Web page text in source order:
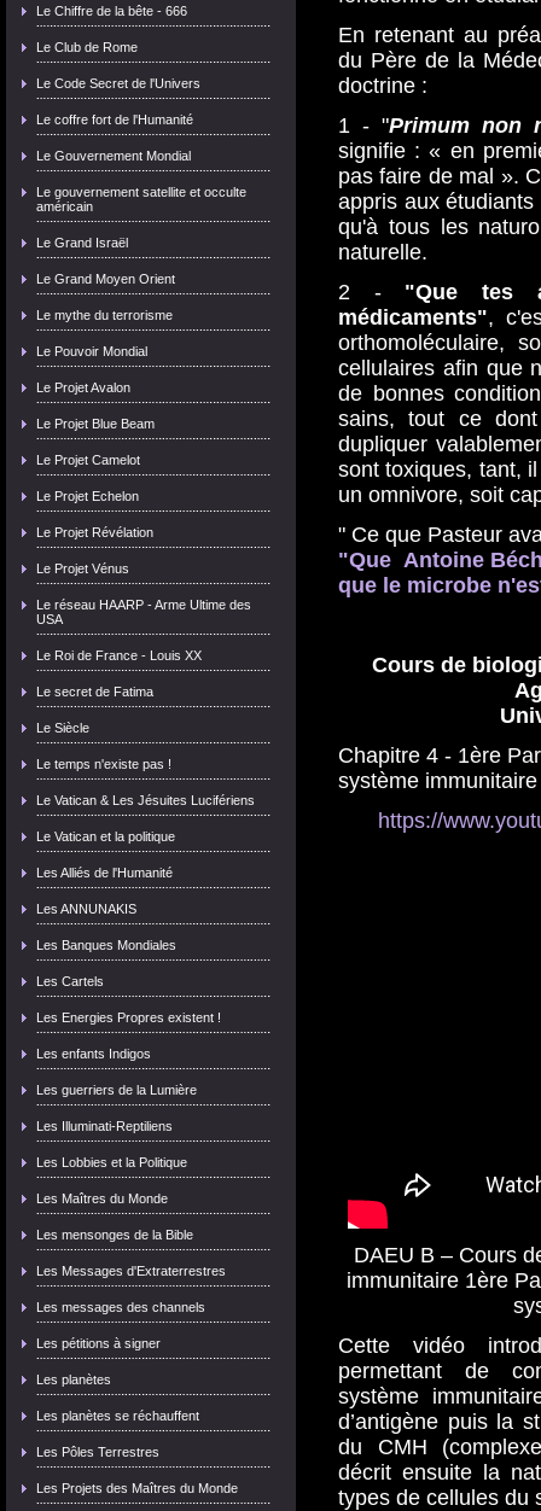
Le Chiffre de la bête - 666
Le Club de Rome
Le Code Secret de l'Univers
Le coffre fort de l'Humanité
Le Gouvernement Mondial
Le gouvernement satellite et occulte
américain
Le Grand Israël
Le Grand Moyen Orient
Le mythe du terrorisme
Le Pouvoir Mondial
Le Projet Avalon
Le Projet Blue Beam
Le Projet Camelot
Le Projet Echelon
Le Projet Révélation
Le Projet Vénus
Le réseau HAARP - Arme Ultime des
USA
Le Roi de France - Louis XX
Le secret de Fatima
Le Siècle
Le temps n'existe pas !
Le Vatican & Les Jésuites Lucifériens
Le Vatican et la politique
Les Alliés de l'Humanité
Les ANNUNAKIS
Les Banques Mondiales
Les Cartels
Les Energies Propres existent !
Les enfants Indigos
Les guerriers de la Lumière
Les Illuminati-Reptiliens
Les Lobbies et la Politique
Les Maîtres du Monde
Les mensonges de la Bible
Les Messages d'Extraterrestres
Les messages des channels
Les pétitions à signer
Les planètes
Les planètes se réchauffent
Les Pôles Terrestres
Les Projets des Maîtres du Monde
En retenant au
du Père de la
doctrine :
1 - "Primum non
signifie :« en
pas faire de mal ».
appris aux
qu'à tous les
naturelle.
2 - "Que tes
médicaments",
orthomoléculaire,
cellulaires afin que
de bonnes
sains, tout ce
dupliquer
sont toxiques, tant,
un omnivore, soit
" Ce que Pasteur
"Que Antoine
que le microbe
Cours de
Chapitre 4 - 1ère
système
https://
DAEU B – Cours
immunitaire 1ère
Cette vidéo
permettant de
système
d’antigène puis la
du CMH
décrit ensuite la
types de cellules du